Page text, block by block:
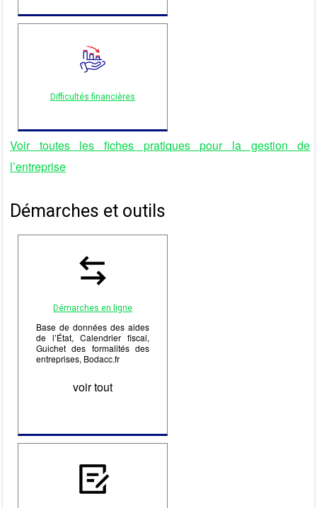
Difficultés financières
Voir toutes les fiches pratiques pour la gestion de
l’entreprise
Démarches et outils
Démarches en ligne
Base de données des aides
de l’État, Calendrier fiscal,
Guichet des formalités des
entreprises, Bodacc.fr
voir tout